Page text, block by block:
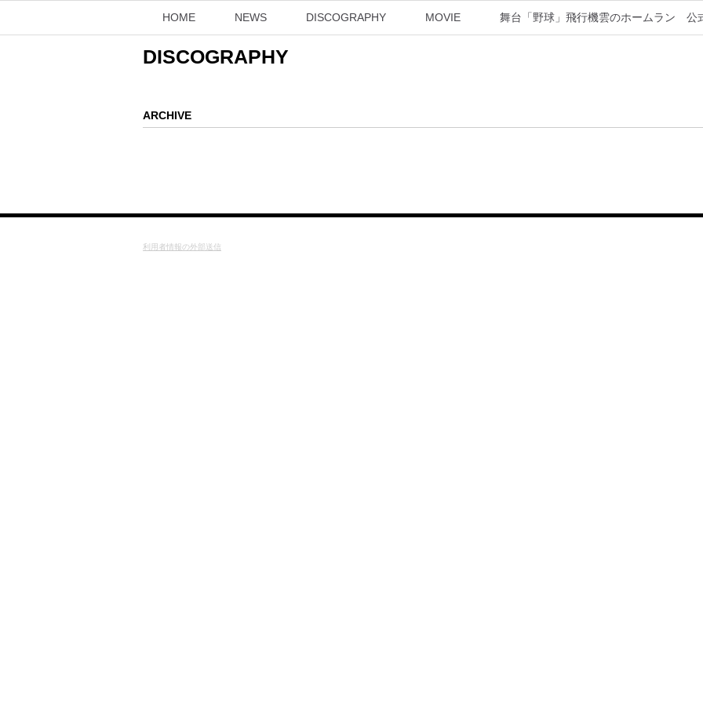
HOME NEWS DISCOGRAPHY MOVIE 舞台「野球」飛行機雲のホームラン 公
DISCOGRAPHY
ARCHIVE
利用者情報の外部送信